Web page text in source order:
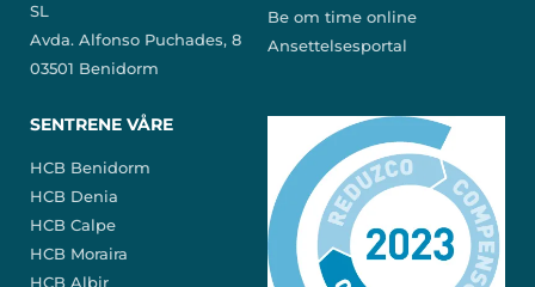
SL
Avda. Alfonso Puchades, 8
03501 Benidorm
Be om time online
Ansettelsesportal
SENTRENE VÅRE
HCB Benidorm
HCB Denia
HCB Calpe
HCB Moraira
HCB Albir